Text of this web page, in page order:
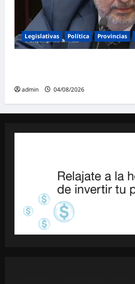
Legislativas Política Provincias
admin 04/08/2026